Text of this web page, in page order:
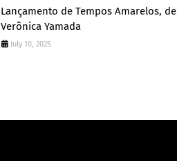
Lançamento de Tempos Amarelos, de
Verônica Yamada
July 10, 2025